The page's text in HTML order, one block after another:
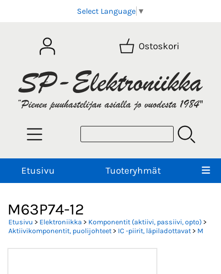
Select Language ▼
Ostoskori
Etusivu Tuoteryhmät
M63P74-12
Etusivu > Elektroniikka > Komponentit (aktiivi, passiivi, opto) >
Aktiivikomponentit, puolijohteet> IC -piirit, läpiladottavat> M